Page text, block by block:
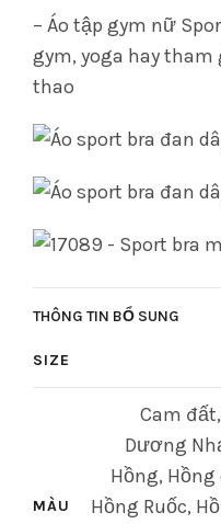
– Áo tập gym nữ
gym, yoga hay
thao
THÔNG TIN BỔ SUNG
SIZE
MÀU
Cam
Dương
Hồng,
Hồng Ruốc,